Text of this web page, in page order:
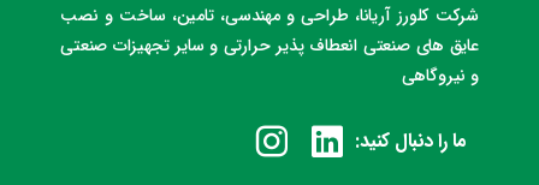
شرکت کلورز آریانا، طراحی و مهندسی، تامین، ساخت و نصب
عایق های صنعتی انعطاف پذیر حرارتی و سایر تجهیزات صنعتی
و نیروگاهی
ما را دنبال کنید: